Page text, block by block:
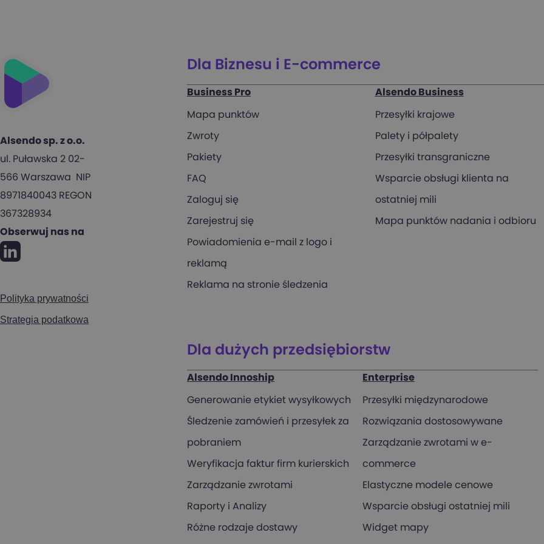
Alsendo sp. z o.o.
ul. Puławska 2 02-
566 Warszawa NIP
8971840043 REGON
367328934
Obserwuj nas na
Polityka prywatności
Strategia podatkowa
Dla Biznesu i E-commerce
Business Pro
Mapa punktów
Zwroty
Pakiety
FAQ
Zaloguj się
Zarejestruj się
Powiadomienia e-mail z logo i
reklamą
Reklama na stronie śledzenia
Alsendo Business
Przesyłki krajowe
Palety i półpalety
Przesyłki transgraniczne
Wsparcie obsługi klienta na
ostatniej mili
Mapa punktów nadania i odbioru
Dla dużych przedsiębiorstw
Alsendo Innoship
Generowanie etykiet wysyłkowych
Śledzenie zamówień i przesyłek za
pobraniem
Weryfikacja faktur firm kurierskich
Zarządzanie zwrotami
Raporty i Analizy
Różne rodzaje dostawy
Enterprise
Przesyłki międzynarodowe
Rozwiązania dostosowywane
Zarządzanie zwrotami w e-
commerce
Elastyczne modele cenowe
Wsparcie obsługi ostatniej mili
Widget mapy